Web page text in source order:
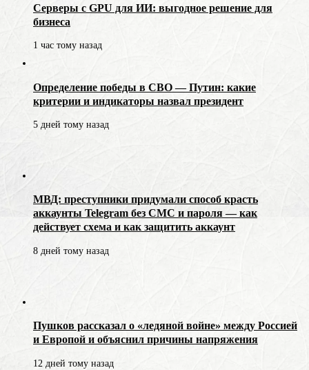
Серверы с GPU для ИИ: выгодное решение для
бизнеса
1 час тому назад
Определение победы в СВО — Путин: какие
критерии и индикаторы назвал президент
5 дней тому назад
МВД: преступники придумали способ красть
аккаунты Telegram без СМС и пароля — как
действует схема и как защитить аккаунт
8 дней тому назад
Пушков рассказал о «ледяной войне» между Россией
и Европой и объяснил причины напряжения
12 дней тому назад